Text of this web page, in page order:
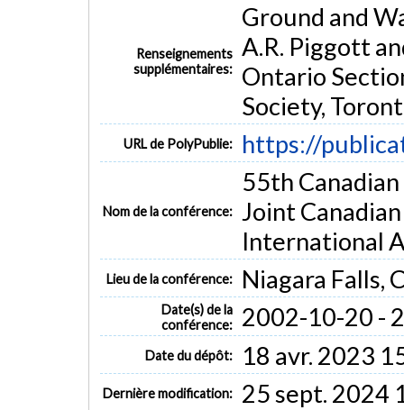
Renseignements
supplémentaires:
Ground and
A.R. Piggott
Ontario
Society,
URL de PolyPublie: https://
Nom de la conférence:
55th
Joint
International
Lieu de la conférence: Niagara Falls,
Date(s) de la
conférence:
2002-10-20 -
Date du dépôt: 18 avr. 2023
Dernière modification: 25 sept. 2024